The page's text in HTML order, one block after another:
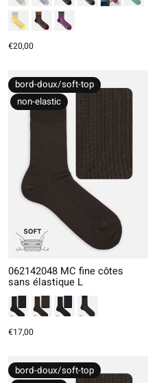
€20,00
bord-doux/soft-top
non-elastic
062142048 MC fine côtes
sans élastique L
€17,00
bord-doux/soft-top